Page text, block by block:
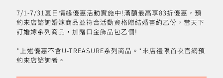
7/1-7/31夏日情緣優惠活動實施中!滿額最高享83折優惠，預
約來店諮詢婚嫁商品並符合活動資格贈結婚書約乙份，當天下
訂婚嫁系列商品，加贈口金飾品包乙個!
*上述優惠不含U-TREASURE系列商品。*來店禮限首次官網預
約來店諮詢者。